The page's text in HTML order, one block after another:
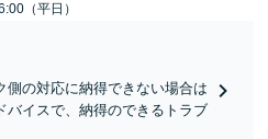
（平日）
側の対応に納得できない場合は
バイスで、納得のできるトラブ